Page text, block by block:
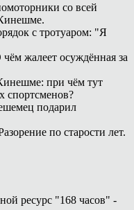
со всей
с тротуаром: "Я
жалеет осуждённая за
при чём тут
спортсменов?
подарил
по старости лет.
ресурс "168 часов" -